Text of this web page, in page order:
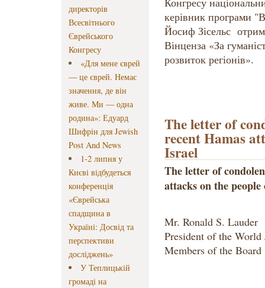
директорів
Всесвітнього
Єврейського
Конгресу
«Для мене єврей
— це єврей. Немає
значення, де він
живе. Ми — одна
родина»: Едуард
Шифрін для Jewish
Post And News
1-2 липня у
Києві відбудеться
конференція
«Єврейська
спадщина в
Україні: Досвід та
перспективи
досліджень»
У Теплицькій
громаді на
керівник програми
Йосиф Зісельс
Вінценза «За
розвиток регіонів».
The letter of
recent Hamas
Israel
The letter of
attacks on the
Mr. Ronald S. Lauder
President of the World
Members of the